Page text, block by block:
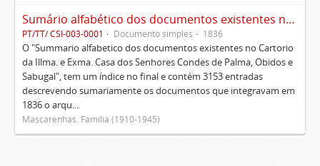
Sumário alfabético dos documentos existentes no Cartório da Ilustríssima e Excelentíssima Casa dos senhores condes de Palma, Óbidos e Sabugal
PT/TT/ CSI-003-0001 Documento simples 1836
O "Summario alfabetico dos documentos existentes no Cartorio
da Illma. e Exma. Casa dos Senhores Condes de Palma, Obidos e
Sabugal", tem um índice no final e contém 3153 entradas
descrevendo sumariamente os documentos que integravam em
1836 o arqu...
Mascarenhas. Família (1910-1945)